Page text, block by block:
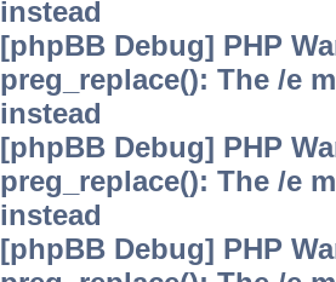
instead
[phpBB Debug] PHP
preg_replace(): The /e
instead
[phpBB Debug] PHP
preg_replace(): The /e
instead
[phpBB Debug] PHP